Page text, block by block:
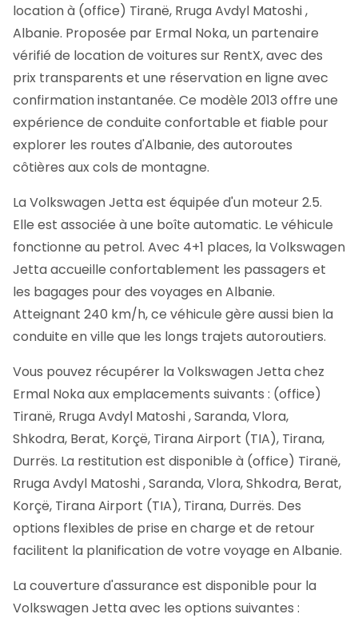
location à (office) Tiranë, Rruga Avdyl Matoshi ,
Albanie. Proposée par Ermal Noka, un partenaire
vérifié de location de voitures sur RentX, avec des
prix transparents et une réservation en ligne avec
confirmation instantanée. Ce modèle 2013 offre une
expérience de conduite confortable et fiable pour
explorer les routes d'Albanie, des autoroutes
côtières aux cols de montagne.
La Volkswagen Jetta est équipée d'un moteur 2.5.
Elle est associée à une boîte automatic. Le véhicule
fonctionne au petrol. Avec 4+1 places, la Volkswagen
Jetta accueille confortablement les passagers et
les bagages pour des voyages en Albanie.
Atteignant 240 km/h, ce véhicule gère aussi bien la
conduite en ville que les longs trajets autoroutiers.
Vous pouvez récupérer la Volkswagen Jetta chez
Ermal Noka aux emplacements suivants : (office)
Tiranë, Rruga Avdyl Matoshi , Saranda, Vlora,
Shkodra, Berat, Korçë, Tirana Airport (TIA), Tirana,
Durrës. La restitution est disponible à (office) Tiranë,
Rruga Avdyl Matoshi , Saranda, Vlora, Shkodra, Berat,
Korçë, Tirana Airport (TIA), Tirana, Durrës. Des
options flexibles de prise en charge et de retour
facilitent la planification de votre voyage en Albanie.
La couverture d'assurance est disponible pour la
Volkswagen Jetta avec les options suivantes :